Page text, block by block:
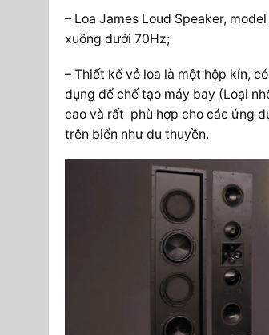
– Loa James Loud Speaker,
xuống dưới 70Hz;
– Thiết kế vỏ loa là một hộp kín,
dụng để chế tạo máy bay (Loại
cao và rất phù hợp cho các ứng
trên biển như du thuyền.